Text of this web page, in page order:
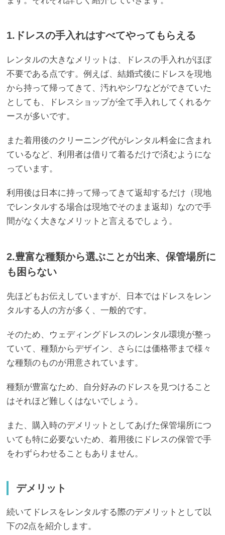
1.ドレスの手入れはすべてやってもらえる
レンタルの大きなメリットは、ドレスの手入れがほぼ
不要である点です。例えば、結婚式後にドレスを現地
から持って帰ってきて、汚れやシワなどができていた
としても、ドレスショップが全て手入れしてくれるケ
ースが多いです。
また着用後のクリーニング代がレンタル料金に含まれ
ているなど、利用者は借りて着るだけで済むようにな
っています。
利用後は日本に持って帰ってきて返却するだけ（現地
でレンタルする場合は現地でそのまま返却）なので手
間がなく大きなメリットと言えるでしょう。
2.豊富な種類から選ぶことが出来、保管場所に
も困らない
先ほどもお伝えしていますが、日本ではドレスをレン
タルする人の方が多く、一般的です。
そのため、ウェディングドレスのレンタル環境が整っ
ていて、種類からデザイン、さらには価格帯まで様々
な種類のものが用意されています。
種類が豊富なため、自分好みのドレスを見つけること
はそれほど難しくはないでしょう。
また、購入時のデメリットとしてあげた保管場所につ
いても特に必要ないため、着用後にドレスの保管で手
をわずらわせることもありません。
デメリット
続いてドレスをレンタルする際のデメリットとして以
下の2点を紹介します。